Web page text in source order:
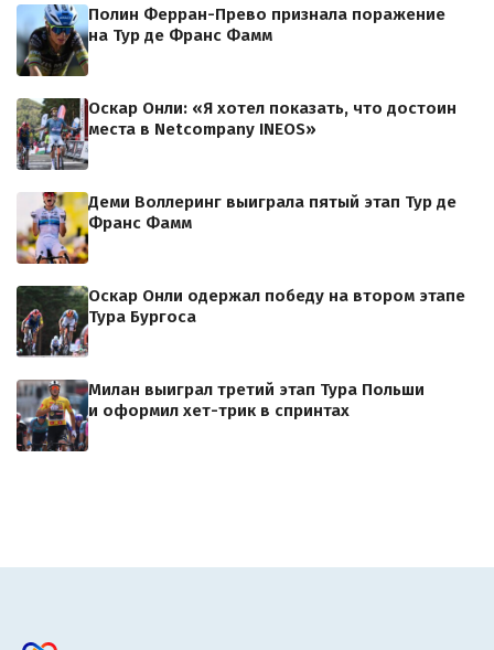
Полин Ферран-Прево признала поражение
на Тур де Франс Фамм
Оскар Онли: «Я хотел показать, что достоин
места в Netcompany INEOS»
Деми Воллеринг выиграла пятый этап Тур де
Франс Фамм
Оскар Онли одержал победу на втором этапе
Тура Бургоса
Милан выиграл третий этап Тура Польши
и оформил хет-трик в спринтах